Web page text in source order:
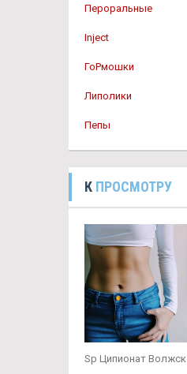
Пероральные
Inject
ГоРмошки
Липолики
Пепы
К ПРОСМОТРУ
Sp Ципионат Волжск